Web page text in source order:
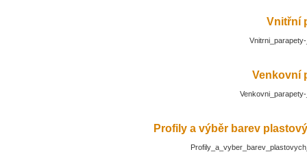
Vnitřní
Venkovní
Profily a výběr barev